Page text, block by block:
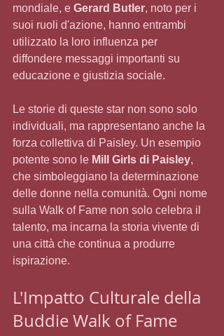
mondiale, e Gerard Butler, noto per i
suoi ruoli d'azione, hanno entrambi
utilizzato la loro influenza per
diffondere messaggi importanti su
educazione e giustizia sociale.
Le storie di queste star non sono solo
individuali, ma rappresentano anche la
forza collettiva di Paisley. Un esempio
potente sono le Mill Girls di Paisley,
che simboleggiano la determinazione
delle donne nella comunità. Ogni nome
sulla Walk of Fame non solo celebra il
talento, ma incarna la storia vivente di
una città che continua a produrre
ispirazione.
L'Impatto Culturale della
Buddie Walk of Fame